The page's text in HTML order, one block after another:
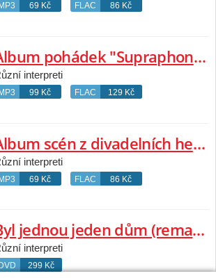
MP3 69 Kč FLAC 86 Kč
Album pohádek "Supraphon dětem" 6. (Budulínek, O Kolodějském mlýně, O hodné ozvěně, Pověst o černém rytíři)
interpreti
MP3 99 Kč FLAC 129 Kč
Album scén z divadelních her 2 (Ostrovskij, Sartre, Hilton, Miller, Nezval, Gorkij)
interpreti
69 Kč FLAC 86 Kč
Byl jednou jeden dům (remasterovaná verze)
interpreti
DVD 299 Kč